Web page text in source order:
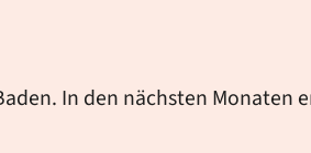
In den nächsten Monaten